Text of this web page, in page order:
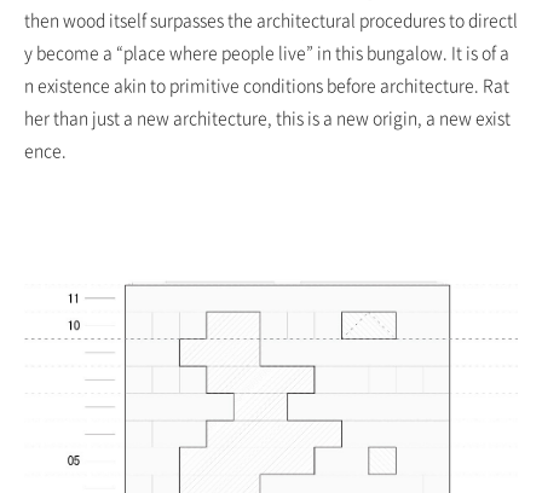
then wood itself surpasses the architectural procedures to directl
y become a “place where people live” in this bungalow. It is of a
n existence akin to primitive conditions before architecture. Rat
her than just a new architecture, this is a new origin, a new exist
ence.